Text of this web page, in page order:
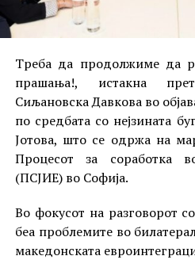
Треба да продолжиме да
прашања!, истакна
Сиљановска Давкова во
по средбата со нејзината
Јотова, што се одржа на
Процесот за соработка
(ПСЈИЕ) во Софија.
Во фокусот на разговорот
беа проблемите во
македонската